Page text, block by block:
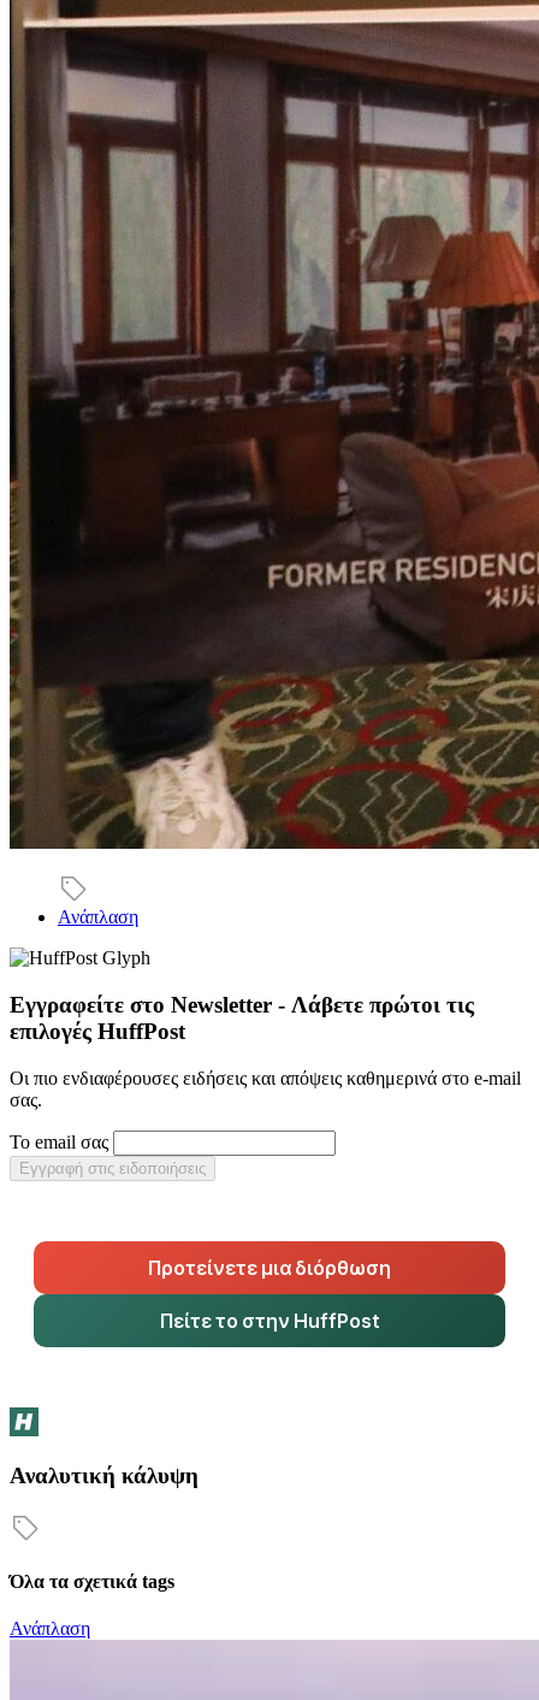
Ανάπλαση
Εγγραφείτε στο Newsletter - Λάβετε πρώτοι τις
επιλογές HuffPost
Οι πιο ενδιαφέρουσες ειδήσεις και απόψεις καθημερινά στο e-mail
σας.
Το email σας
Εγγραφή στις ειδοποιήσεις
Προτείνετε μια διόρθωση
Πείτε το στην HuffPost
Αναλυτική κάλυψη
Όλα τα σχετικά tags
Ανάπλαση